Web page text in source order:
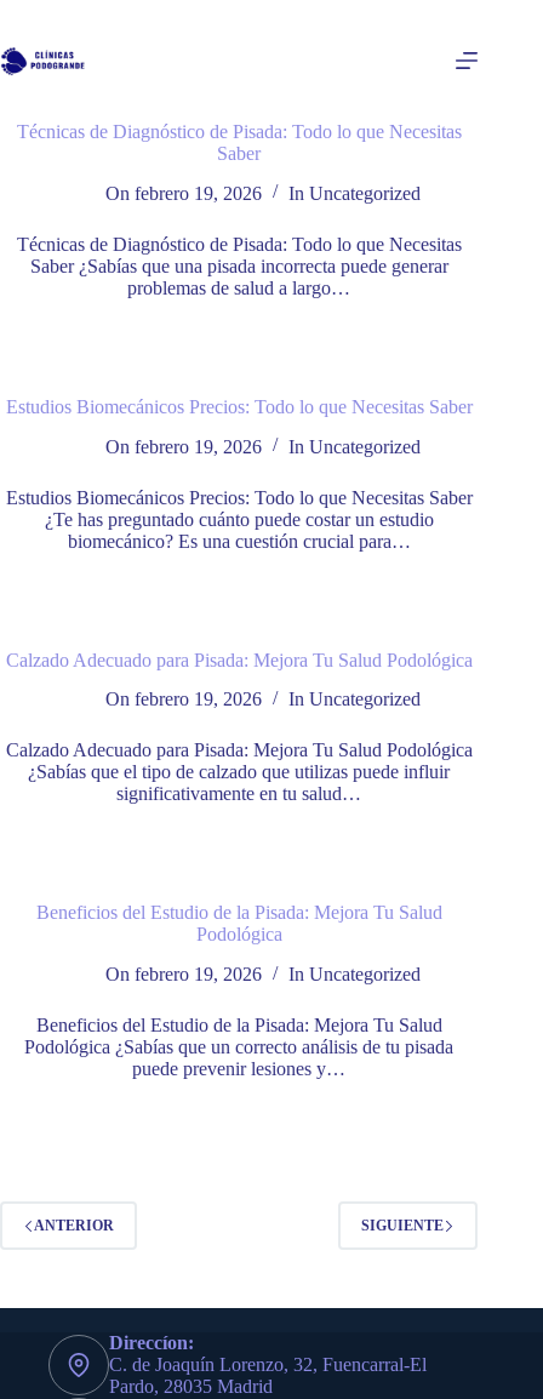
contenido
Técnicas de Diagnóstico de Pisada: Todo lo que Necesitas
Saber
On febrero 19, 2026 In Uncategorized
Técnicas de Diagnóstico de Pisada: Todo lo que Necesitas
Saber ¿Sabías que una pisada incorrecta puede generar
problemas de salud a largo…
Estudios Biomecánicos Precios: Todo lo que Necesitas Saber
On febrero 19, 2026 In Uncategorized
Estudios Biomecánicos Precios: Todo lo que Necesitas Saber
¿Te has preguntado cuánto puede costar un estudio
biomecánico? Es una cuestión crucial para…
Calzado Adecuado para Pisada: Mejora Tu Salud Podológica
On febrero 19, 2026 In Uncategorized
Calzado Adecuado para Pisada: Mejora Tu Salud Podológica
¿Sabías que el tipo de calzado que utilizas puede influir
significativamente en tu salud…
Beneficios del Estudio de la Pisada: Mejora Tu Salud
Podológica
On febrero 19, 2026 In Uncategorized
Beneficios del Estudio de la Pisada: Mejora Tu Salud
Podológica ¿Sabías que un correcto análisis de tu pisada
puede prevenir lesiones y…
ANTERIOR SIGUIENTE
Direccíon:
C. de Joaquín Lorenzo, 32, Fuencarral-El
Pardo, 28035 Madrid